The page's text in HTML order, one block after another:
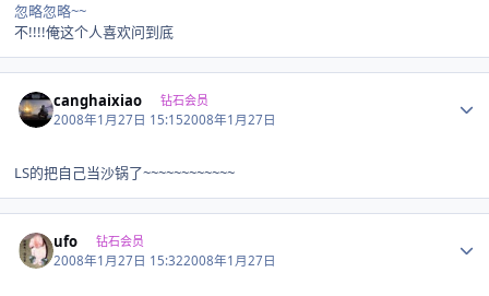
忽略忽略~~
不!!!!俺这个人喜欢问到底
canghaixiao 钻石会员
2008年1月27日 15:152008年1月27日
LS的把自己当沙锅了~~~~~~~~~~~~
ufo 钻石会员
2008年1月27日 15:322008年1月27日